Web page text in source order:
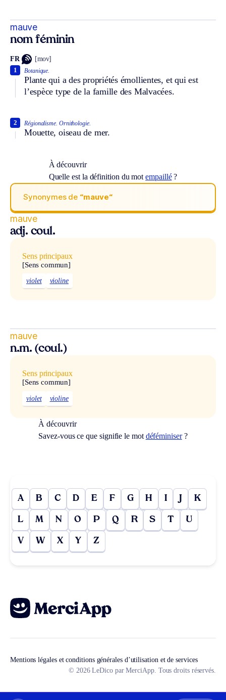
mauve
nom féminin
FR [mov]
Botanique.
Plante qui a des propriétés émollientes, et qui est
l’espèce type de la famille des Malvacées.
1
Régionalisme. Ornithologie.
Mouette, oiseau de mer.
2
À découvrir
Quelle est la définition du motempaillé?
Synonymes de “mauve“
mauve
adj. coul.
Sens principaux
[Sens commun]
violet violine
mauve
n.m. (coul.)
Sens principaux
[Sens commun]
violet violine
À découvrir
Savez-vous ce que signifie le mot déféminiser?
A B C D E F G H I J K
L M N O P Q R S T U
V W X Y Z
Mentions légales et conditions générales d’utilisation et de services
© 2026 LeDico par MerciApp. Tous droits réservés.